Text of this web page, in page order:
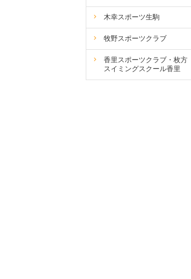
木幸スポーツ生駒
牧野スポーツクラブ
香里スポーツクラブ・枚方
スイミングスクール香里